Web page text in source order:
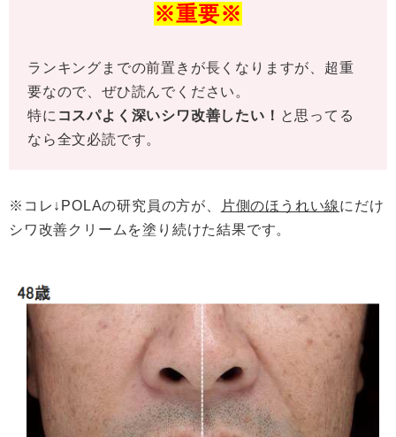
※重要※
ランキングまでの前置きが長くなりますが、超重
要なので、ぜひ読んでください。
特に コスパよく深いシワ改善したい！ と思ってる
なら全文必読です。
※コレ↓POLAの研究員の方が、 片側のほうれい線にだけ
シワ改善クリームを塗り続けた結果です。